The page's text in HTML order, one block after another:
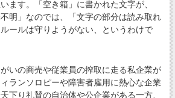
ます。「空き箱」に書かれた文字が、
不明」なのでは、「文字の部分は読み取れ
ールは守りようがない、というわけで
いの商売や従業員の搾取に走る私企業が
ランソロピーや障害者雇用に熱心な企業
下り礼賛の自治体や公企業がある一方、